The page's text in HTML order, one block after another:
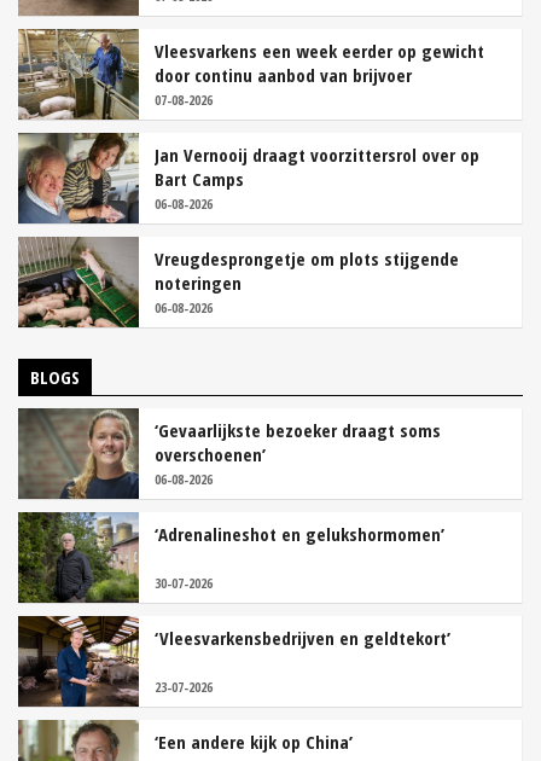
Vleesvarkens een week eerder op gewicht
door continu aanbod van brijvoer
07-08-2026
Jan Vernooij draagt voorzittersrol over op
Bart Camps
06-08-2026
Vreugdesprongetje om plots stijgende
noteringen
06-08-2026
BLOGS
‘Gevaarlijkste bezoeker draagt soms
overschoenen’
06-08-2026
‘Adrenalineshot en gelukshormomen’
30-07-2026
‘Vleesvarkensbedrijven en geldtekort’
23-07-2026
‘Een andere kijk op China’